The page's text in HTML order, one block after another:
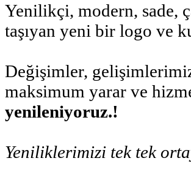
Yenilikçi, modern, sade,
taşıyan yeni bir logo ve
Değişimler,
maksimum yarar ve
yenileniyoruz.!
Yeniliklerimizi tek tek